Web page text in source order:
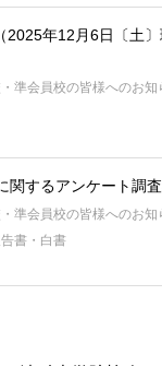
2025年12月6日〔土
準会員校の皆様へのお知
関するアンケート調
準会員校の皆様へのお知
書・白書